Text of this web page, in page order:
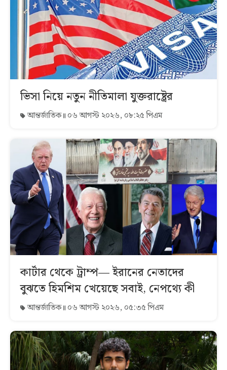
ভিসা নিয়ে নতুন নীতিমালা যুক্তরাষ্ট্রের
আন্তর্জাতিক ০৬ আগস্ট ২০২৬, ০৮:২৫ পিএম
কার্টার থেকে ট্রাম্প— ইরানের নেতাদের
বুঝতে হিমশিম খেয়েছে সবাই, নেপথ্যে কী
আন্তর্জাতিক ০৬ আগস্ট ২০২৬, ০৫:৩৫ পিএম